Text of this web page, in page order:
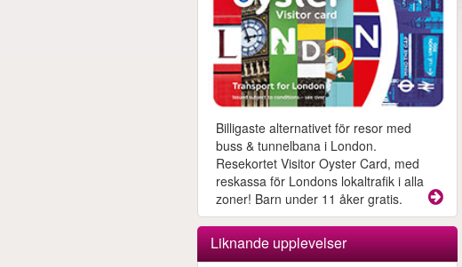
Billigaste alternativet för resor med
buss & tunnelbana i London.
Resekortet Visitor Oyster Card, med
reskassa för Londons lokaltrafik i alla
zoner! Barn under 11 åker gratis.
Liknande upplevelser